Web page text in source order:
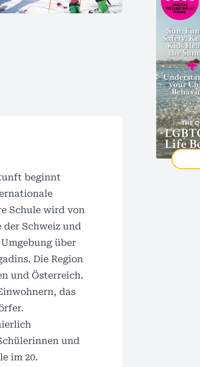
beginnt
Schule wird von
Schweiz und
über
Die Region
und Österreich.
das
und
im 20.